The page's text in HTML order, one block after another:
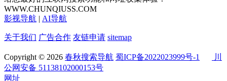
WWW.CHUNQIUSS.COM
影视导航 | AI导航
关于我们 广告合作 友链申请 sitemap
Copyright © 2026 春秋搜索导航 蜀ICP备2022023999号-1
川
公网安备 51138102000153号
网址